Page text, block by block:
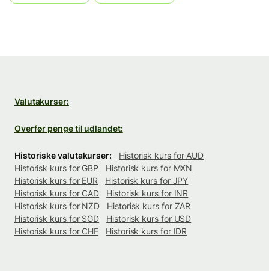
Valutakurser:
Overfør penge til udlandet:
Historiske valutakurser:
Historisk kurs for AUD
Historisk kurs for GBP
Historisk kurs for MXN
Historisk kurs for EUR
Historisk kurs for JPY
Historisk kurs for CAD
Historisk kurs for INR
Historisk kurs for NZD
Historisk kurs for ZAR
Historisk kurs for SGD
Historisk kurs for USD
Historisk kurs for CHF
Historisk kurs for IDR